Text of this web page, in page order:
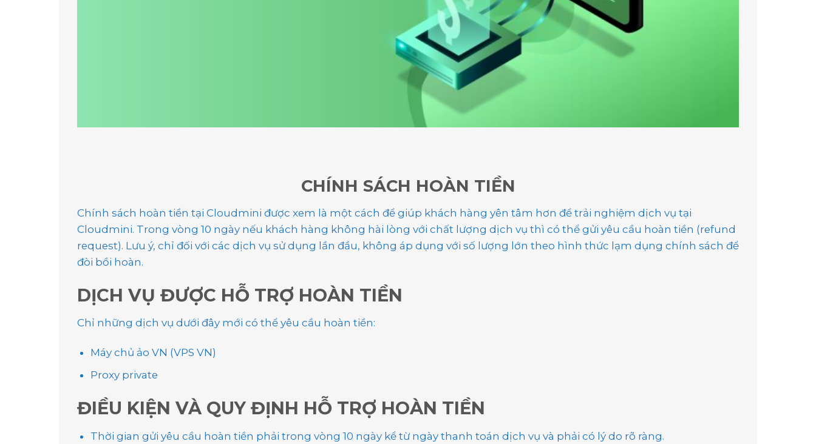
CHÍNH SÁCH HOÀN TIỀN
Chính sách hoàn tiền tại Cloudmini được xem là một cách để giúp khách hàng yên tâm hơn để trải nghiệm dịch vụ tại
Cloudmini. Trong vòng 10 ngày nếu khách hàng không hài lòng với chất lượng dịch vụ thì có thể gửi yêu cầu hoàn tiền (refund
request). Lưu ý, chỉ đối với các dịch vụ sử dụng lần đầu, không áp dụng với số lượng lớn theo hình thức lạm dụng chính sách để
đòi bồi hoàn.
DỊCH VỤ ĐƯỢC HỖ TRỢ HOÀN TIỀN
Chỉ những dịch vụ dưới đây mới có thể yêu cầu hoàn tiền:
Máy chủ ảo VN (VPS VN)
Proxy private
ĐIỀU KIỆN VÀ QUY ĐỊNH HỖ TRỢ HOÀN TIỀN
Thời gian gửi yêu cầu hoàn tiền phải trong vòng 10 ngày kể từ ngày thanh toán dịch vụ và phải có lý do rõ ràng.